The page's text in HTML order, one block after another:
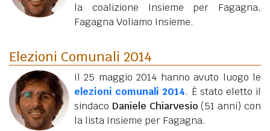
la coalizione Insieme per Fagagna,
Fagagna Voliamo Insieme.
Elezioni Comunali 2014
Il 25 maggio 2014 hanno avuto luogo le
elezioni comunali 2014. È stato eletto il
sindaco Daniele Chiarvesio (51 anni) con
la lista Insieme per Fagagna.